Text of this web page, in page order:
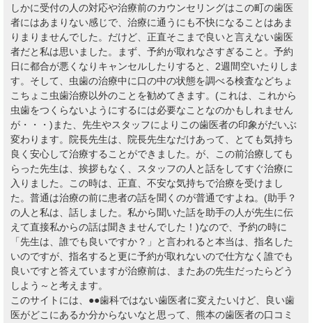
しかに受付の人の対応や治療前のカウンセリングはこの町の歯医
者にはあまりない感じで、治療に通うにも不快になることはあま
りまりませんでした。だけど、正直そこまで良いと言えない歯医
者だと私は思いました。まず、予約が取れなさすぎること。予約
日に都合が悪くなりキャンセルしたりすると、2週間空いたりしま
す。そして、虫歯の治療中に口の中の状態を調べる検査などちょ
こちょこ虫歯治療以外のことを勧めてきます。(これは、これから
虫歯をつくらないようにするには必要なことなのかもしれません
が・・・)また、先生やスタッフによりこの歯医者の印象がだいぶ
変わります。院長先生は、院長先生なだけあって、とても気持ち
良く安心して治療することができました。が、この前治療しても
らった先生は、挨拶もなく、スタッフの人と話をしてすぐ治療に
入りました。この時は、正直、不安な気持ちで治療を受けまし
た。普通は治療の前に患者の話を聞くのが普通ですよね。(助手？
の人と私は、話しました。私から聞いた話を助手の人が先生に伝
えて直接私からの話は聞きませんでした！)なので、予約の時に
「先生は、誰でも良いですか？」と言われると本当は、指名した
いのですが、指名すると更に予約が取れないので仕方なく誰でも
良いですと答えていますが治療前は、またあの先生だったらどう
しよう～と考えます。
このサイトには、●●歯科ではない歯医者に変えたいけど、良い歯
医がどこにあるか分からないなと思って、熊本の歯医者の口コミ